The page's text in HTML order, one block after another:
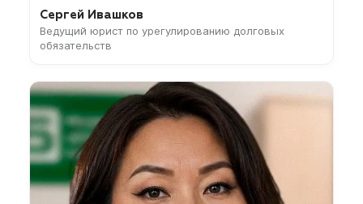
Сергей Ивашков
Ведущий юрист по урегулированию долговых
обязательств